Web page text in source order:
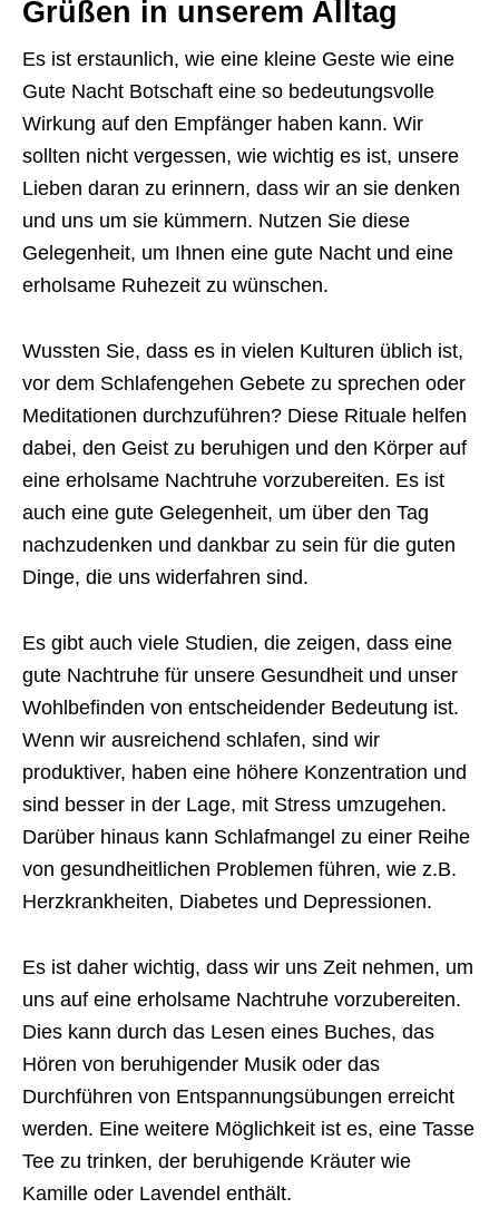
Grüßen in unserem Alltag
Es ist erstaunlich, wie eine kleine Geste wie eine
Gute Nacht Botschaft eine so bedeutungsvolle
Wirkung auf den Empfänger haben kann. Wir
sollten nicht vergessen, wie wichtig es ist, unsere
Lieben daran zu erinnern, dass wir an sie denken
und uns um sie kümmern. Nutzen Sie diese
Gelegenheit, um Ihnen eine gute Nacht und eine
erholsame Ruhezeit zu wünschen.
Wussten Sie, dass es in vielen Kulturen üblich ist,
vor dem Schlafengehen Gebete zu sprechen oder
Meditationen durchzuführen? Diese Rituale helfen
dabei, den Geist zu beruhigen und den Körper auf
eine erholsame Nachtruhe vorzubereiten. Es ist
auch eine gute Gelegenheit, um über den Tag
nachzudenken und dankbar zu sein für die guten
Dinge, die uns widerfahren sind.
Es gibt auch viele Studien, die zeigen, dass eine
gute Nachtruhe für unsere Gesundheit und unser
Wohlbefinden von entscheidender Bedeutung ist.
Wenn wir ausreichend schlafen, sind wir
produktiver, haben eine höhere Konzentration und
sind besser in der Lage, mit Stress umzugehen.
Darüber hinaus kann Schlafmangel zu einer Reihe
von gesundheitlichen Problemen führen, wie z.B.
Herzkrankheiten, Diabetes und Depressionen.
Es ist daher wichtig, dass wir uns Zeit nehmen, um
uns auf eine erholsame Nachtruhe vorzubereiten.
Dies kann durch das Lesen eines Buches, das
Hören von beruhigender Musik oder das
Durchführen von Entspannungsübungen erreicht
werden. Eine weitere Möglichkeit ist es, eine Tasse
Tee zu trinken, der beruhigende Kräuter wie
Kamille oder Lavendel enthält.